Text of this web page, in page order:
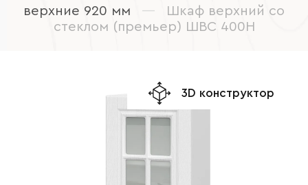
верхние 920 мм
—
Шкаф верхний со
стеклом (премьер) ШВС 400Н
3D конструктор